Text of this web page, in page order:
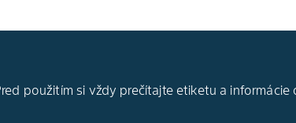
použitím si vždy prečítajte etiketu a